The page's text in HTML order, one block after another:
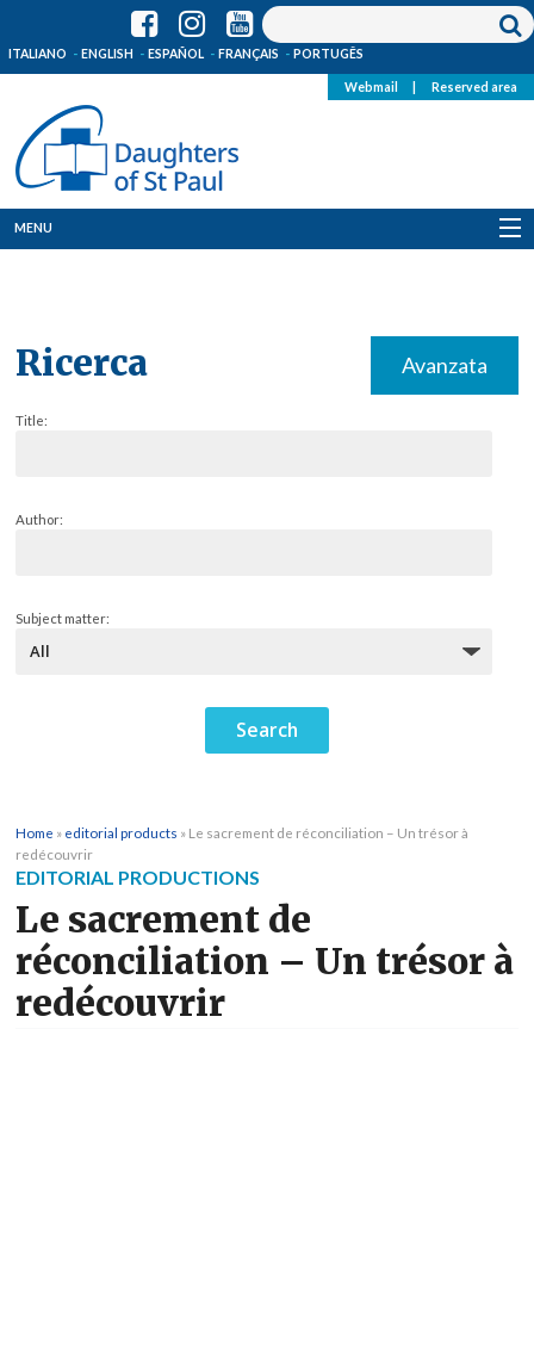
ITALIANO ENGLISH ESPAÑOL FRANÇAIS PORTUGÊS
Webmail Reserved area
MENU
Ricerca Avanzata
Title:
Author:
Subject matter:
Home » editorial products » Le sacrement de réconciliation – Un trésor à
redécouvrir
EDITORIAL PRODUCTIONS
Le sacrement de
réconciliation – Un trésor à
redécouvrir